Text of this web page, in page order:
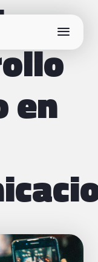
menu
en